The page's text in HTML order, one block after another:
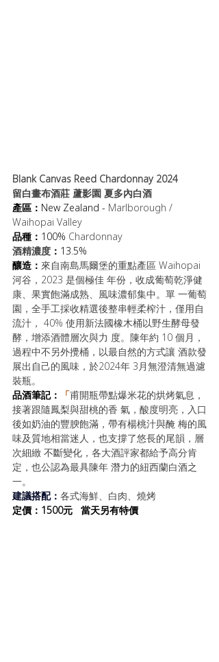
Blank Canvas Reed Chardonnay 2024
留白畫布酒莊 蘆影園 夏多內白酒
產區： New Zealand - Marlborough /
Waihopai Valley
品種： 100% Chardonnay
酒精濃度 ： 13.5%
釀造： 來自南島馬爾堡的重點產區 Waihopai
河谷，2023 是個極佳 年份，收成葡萄乾淨健
康、果實飽滿成熟、風味濃郁集中。單 一葡萄
園，全手工採收精選後整串輕柔榨汁，僅用自
流汁， 40% 使用新法國橡木桶以野生酵母發
酵，增添酒體層次與力 度。陳年約 10 個月，
過程中不另外攪桶，以最自然的方式讓 酒款發
展出自己的風味，於2024年 3月無澄清無過濾
裝瓶。
品酒筆記：
「甫開瓶帶點爆米花的烘烤氣息，
接著跟隨鳳梨與甜桃的香 氣，酸度明亮，入口
後如奶油的豐腴飽滿，帶有楊桃汁與醃 梅的風
味及質地相當迷人，也支撐了悠長的尾韻，層
次細緻 不斷變化，各大酒評家都給予高分肯
定，也公認為最具陳年 潛力的紐西蘭白酒之
一。
建議搭配： 各式海鮮、白肉、燒烤
定價：1500元   當天另有特價